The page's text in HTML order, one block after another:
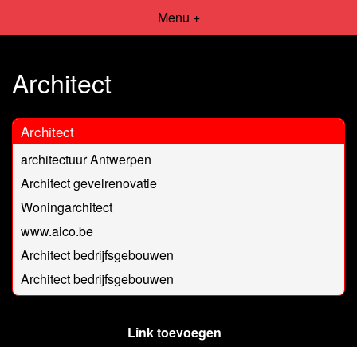
Menu +
Architect
Architect
architectuur Antwerpen
Architect gevelrenovatie
Woningarchitect
www.aico.be
Architect bedrijfsgebouwen
Architect bedrijfsgebouwen
Link toevoegen